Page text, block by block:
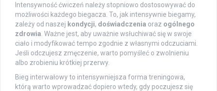
Intensywność ćwiczeń należy stopniowo dostosowywać do
możliwości każdego biegacza. To, jak intensywnie biegamy,
zależy od naszej kondycji, doświadczenia oraz ogólnego
zdrowia . Ważne jest, aby uważnie wsłuchiwać się w swoje
ciało i modyfikować tempo zgodnie z własnymi odczuciami.
Jeśli odczujesz zmęczenie, warto pomyśleć o zwolnieniu
albo zrobieniu krótkiej przerwy.
Bieg interwałowy to intensywniejsza forma treningowa,
którą warto wprowadzać dopiero wtedy, gdy poczujesz się